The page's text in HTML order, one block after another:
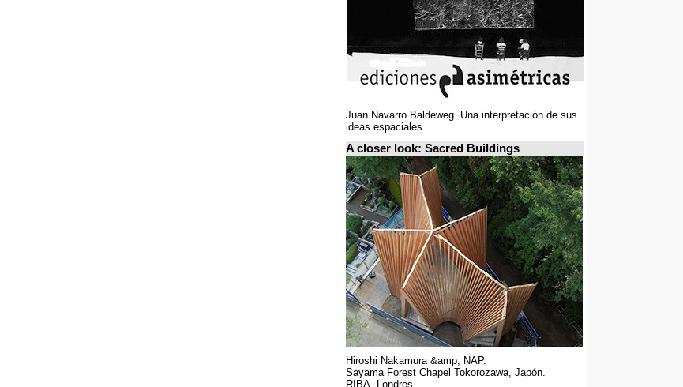
Juan Navarro Baldeweg. Una interpretación de sus
ideas espaciales.
A closer look: Sacred Buildings
Hiroshi Nakamura &amp; NAP.
Sayama Forest Chapel Tokorozawa, Japón.
RIBA, Londres.